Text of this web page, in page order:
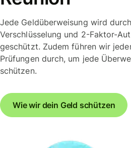
Jede Geldüberweisung wird
Verschlüsselung und 2-Faktor-
geschützt. Zudem führen wir
Prüfungen durch, um jede
schützen.
Wie wir dein Geld schützen